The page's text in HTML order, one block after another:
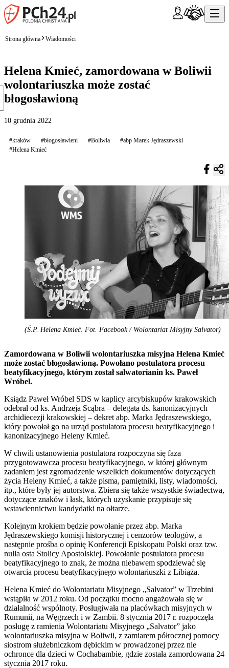
Strona główna Wiadomości
Helena Kmieć, zamordowana w Boliwii
wolontariuszka może zostać
błogosławioną
10 grudnia 2022
#kraków #błogosławieni #Boliwia
#abp Marek Jędraszewski
#Helena Kmieć
(Ś.P. Helena Kmieć. Fot. Facebook / Wolontariat Misyjny Salvator)
Zamordowana w Boliwii wolontariuszka misyjna Helena Kmieć
może zostać błogosławioną. Powołano postulatora procesu
beatyfikacyjnego, którym został salwatorianin ks. Paweł
Wróbel.
Ksiądz Paweł Wróbel SDS w kaplicy arcybiskupów krakowskich
odebrał od ks. Andrzeja Scąbra – delegata ds. kanonizacyjnych
archidiecezji krakowskiej – dekret abp. Marka Jędraszewskiego,
który powołał go na urząd postulatora procesu beatyfikacyjnego i
kanonizacyjnego Heleny Kmieć.
W chwili ustanowienia postulatora rozpoczyna się faza
przygotowawcza procesu beatyfikacyjnego, w której głównym
zadaniem jest zgromadzenie wszelkich dokumentów dotyczących
życia Heleny Kmieć, a także pisma, pamiętniki, listy, wiadomości,
itp., które były jej autorstwa. Zbiera się także wszystkie świadectwa,
dotyczące znaków i łask, których uzyskanie przypisuje się
wstawiennictwu kandydatki na ołtarze.
Kolejnym krokiem będzie powołanie przez abp. Marka
Jędraszewskiego komisji historycznej i cenzorów teologów, a
następnie prośba o opinię Konferencji Episkopatu Polski oraz tzw.
nulla osta Stolicy Apostolskiej. Powołanie postulatora procesu
beatyfikacyjnego to znak, że można niebawem spodziewać się
otwarcia procesu beatyfikacyjnego wolontariuszki z Libiąża.
Helena Kmieć do Wolontariatu Misyjnego „Salvator” w Trzebini
wstąpiła w 2012 roku. Od początku mocno angażowała się w
działalność wspólnoty. Posługiwała na placówkach misyjnych w
Rumunii, na Węgrzech i w Zambii. 8 stycznia 2017 r. rozpoczęła
posługę z ramienia Wolontariatu Misyjnego „Salvator” jako
wolontariuszka misyjna w Boliwii, z zamiarem półrocznej pomocy
siostrom służebniczkom dębickim w prowadzonej przez nie
ochronce dla dzieci w Cochabambie, gdzie została zamordowana 24
stycznia 2017 roku.